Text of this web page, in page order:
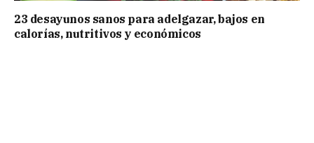
23 desayunos sanos para adelgazar, bajos en
calorías, nutritivos y económicos